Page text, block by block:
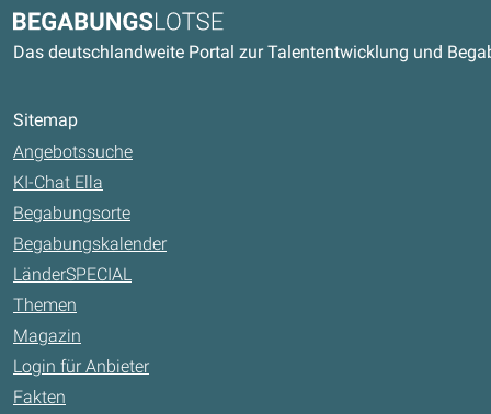
Begabungslotse
Das deutschlandweite Portal zur Talententwicklung und
Sitemap
Angebotssuche
KI-Chat Ella
Begabungsorte
Begabungskalender
LänderSPECIAL
Themen
Magazin
Login für Anbieter
Fakten